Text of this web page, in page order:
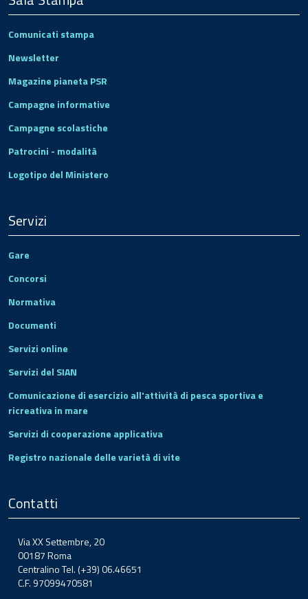
Comunicati stampa
Newsletter
Magazine pianeta PSR
Campagne informative
Campagne scolastiche
Patrocini - modalità
Logotipo del Ministero
Servizi
Gare
Concorsi
Normativa
Documenti
Servizi online
Servizi del SIAN
Comunicazione di esercizio all'attività di pesca sportiva e
ricreativa in mare
Servizi di cooperazione applicativa
Registro nazionale delle varietà di vite
Contatti
Via XX Settembre, 20
00187 Roma
Centralino Tel. (+39) 06.46651
C.F. 97099470581